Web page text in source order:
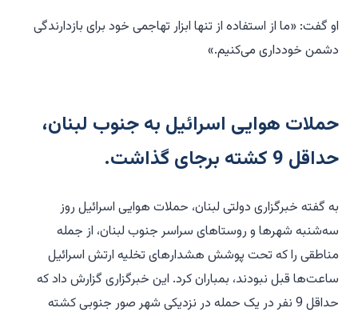
او گفت: «ما از استفاده از تنها ابزار تهاجمی خود برای بازدارندگی
دشمن خودداری می‌کنیم.»
حملات هوایی اسرائیل به جنوب لبنان،
حداقل 9 کشته برجای گذاشت.
به گفته خبرگزاری دولتی لبنان، حملات هوایی اسرائیل روز
سه‌شنبه شهرها و روستاهای سراسر جنوب لبنان، از جمله
مناطقی را که تحت پوشش هشدارهای تخلیه ارتش اسرائیل
ساعت‌ها قبل نبودند، بمباران کرد. این خبرگزاری گزارش داد که
حداقل 9 نفر در یک حمله در نزدیکی شهر صور جنوبی کشته